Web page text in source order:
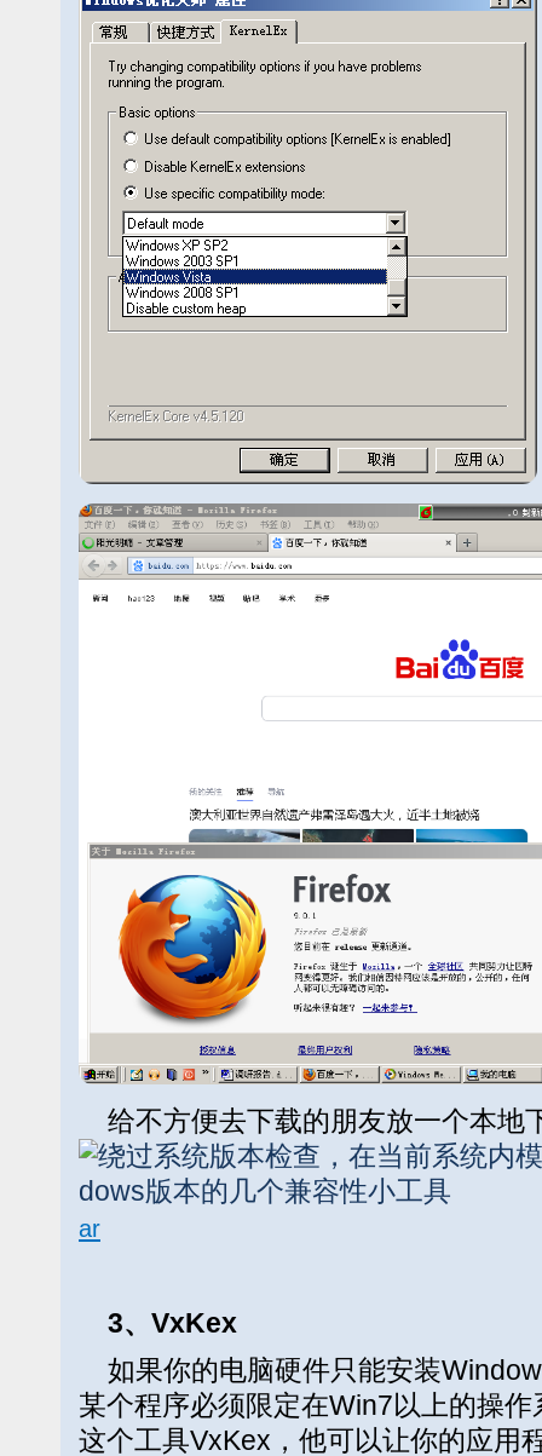
给不方便去下载的朋友放一个本地
ar
3、VxKex
如果你的电脑硬件只能安装
某个程序必须限定在Win7以上的操
这个工具VxKex，他可以让你的应用